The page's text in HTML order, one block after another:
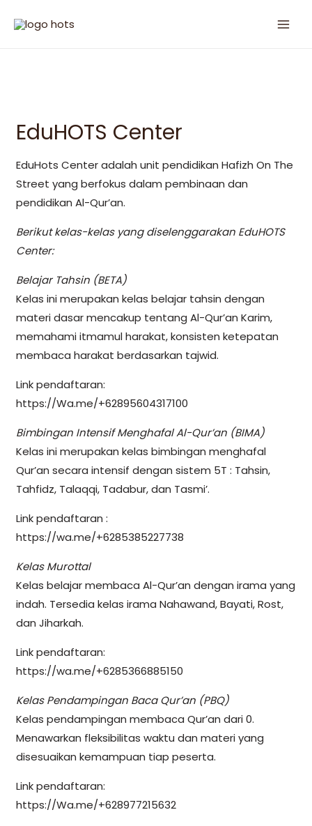
EduHOTS Center
EduHots Center adalah unit pendidikan Hafizh On The
Street yang berfokus dalam pembinaan dan
pendidikan Al-Qur’an.
Berikut kelas-kelas yang diselenggarakan EduHOTS
Center:
Belajar Tahsin (BETA)
Kelas ini merupakan kelas belajar tahsin dengan
materi dasar mencakup tentang Al-Qur’an Karim,
memahami itmamul harakat, konsisten ketepatan
membaca harakat berdasarkan tajwid.
Link pendaftaran:
https://Wa.me/+62895604317100
Bimbingan Intensif Menghafal Al-Qur’an (BIMA)
Kelas ini merupakan kelas bimbingan menghafal
Qur’an secara intensif dengan sistem 5T : Tahsin,
Tahfidz, Talaqqi, Tadabur, dan Tasmi’.
Link pendaftaran :
https://wa.me/+6285385227738
Kelas Murottal
Kelas belajar membaca Al-Qur’an dengan irama yang
indah. Tersedia kelas irama Nahawand, Bayati, Rost,
dan Jiharkah.
Link pendaftaran:
https://wa.me/+6285366885150
Kelas Pendampingan Baca Qur’an (PBQ)
Kelas pendampingan membaca Qur’an dari 0.
Menawarkan fleksibilitas waktu dan materi yang
disesuaikan kemampuan tiap peserta.
Link pendaftaran:
https://Wa.me/+628977215632